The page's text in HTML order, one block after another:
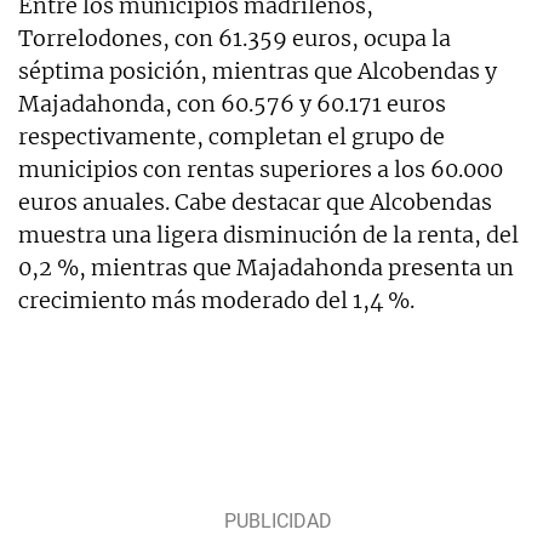
Torrelodones, con 61.359 euros, ocupa la
séptima posición, mientras que Alcobendas y
Majadahonda, con 60.576 y 60.171 euros
respectivamente, completan el grupo de
municipios con rentas superiores a los 60.000
euros anuales. Cabe destacar que Alcobendas
muestra una ligera disminución de la renta, del
0,2 %, mientras que Majadahonda presenta un
crecimiento más moderado del 1,4 %.